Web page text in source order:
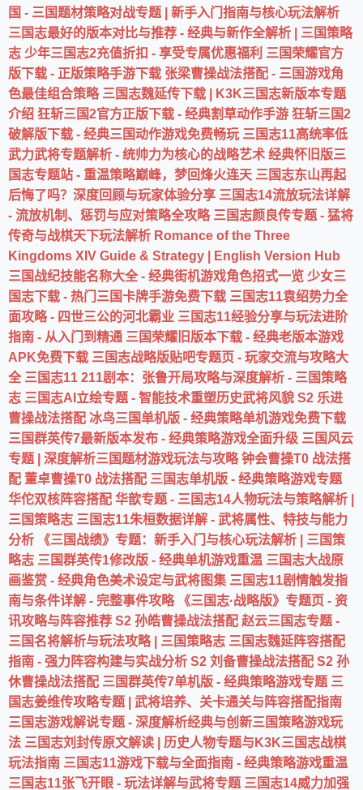
国 - 三国题材策略对战专题 | 新手入门指南与核心玩法解析
三国志最好的版本对比与推荐 - 经典与新作全解析 | 三国策略
志 少年三国志2充值折扣 - 享受专属优惠福利 三国荣耀官方
版下载 - 正版策略手游下载 张梁曹操战法搭配 - 三国游戏角
色最佳组合策略 三国志魏延传下载 | K3K三国志新版本专题
介绍 狂斩三国2官方正版下载 - 经典割草动作手游 狂斩三国2
破解版下载 - 经典三国动作游戏免费畅玩 三国志11高统率低
武力武将专题解析 - 统帅力为核心的战略艺术 经典怀旧版三
国志专题站 - 重温策略巅峰，梦回烽火连天 三国志东山再起
后悔了吗？深度回顾与玩家体验分享 三国志14流放玩法详解
- 流放机制、惩罚与应对策略全攻略 三国志颜良传专题 - 猛将
传奇与战棋天下玩法解析 Romance of the Three
Kingdoms XIV Guide & Strategy | English Version Hub
三国战纪技能名称大全 - 经典街机游戏角色招式一览 少女三
国志下载 - 热门三国卡牌手游免费下载 三国志11袁绍势力全
面攻略 - 四世三公的河北霸业 三国志11经验分享与玩法进阶
指南 - 从入门到精通 三国荣耀旧版本下载 - 经典老版本游戏
APK免费下载 三国志战略版贴吧专题页 - 玩家交流与攻略大
全 三国志11 211剧本：张鲁开局攻略与深度解析 - 三国策略
志 三国志AI立绘专题 - 智能技术重塑历史武将风貌 S2 乐进
曹操战法搭配 冰鸟三国单机版 - 经典策略单机游戏免费下载
三国群英传7最新版本发布 - 经典策略游戏全面升级 三国风云
专题 | 深度解析三国题材游戏玩法与攻略 钟会曹操T0 战法搭
配 董卓曹操T0 战法搭配 三国志单机版 - 经典策略游戏专题
华佗双核阵容搭配 华歆专题 - 三国志14人物玩法与策略解析 |
三国策略志 三国志11朱桓数据详解 - 武将属性、特技与能力
分析
《三国战绩》专题：新手入门与核心玩法解析 | 三国策
略志 三国群英传1修改版 - 经典单机游戏重温 三国志大战原
画鉴赏 - 经典角色美术设定与武将图集 三国志11剧情触发指
南与条件详解 - 完整事件攻略
《三国志·战略版》专题页 - 资
讯攻略与阵容推荐 S2 孙皓曹操战法搭配 赵云三国志专题 -
三国名将解析与玩法攻略 | 三国策略志 三国志魏延阵容搭配
指南 - 强力阵容构建与实战分析 S2 刘备曹操战法搭配 S2 孙
休曹操战法搭配 三国群英传7单机版 - 经典策略游戏专题 三
国志姜维传攻略专题 | 武将培养、关卡通关与阵容搭配指南
三国志游戏解说专题 - 深度解析经典与创新三国策略游戏玩
法 三国志刘封传原文解读 | 历史人物专题与K3K三国志战棋
玩法指南 三国志11游戏下载与全面指南 - 经典策略游戏重温
三国志11张飞开眼 - 玩法详解与武将专题 三国志14威力加强